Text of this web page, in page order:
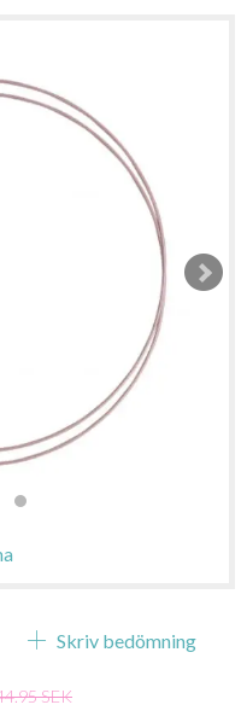
Skriv bedömning
SEK